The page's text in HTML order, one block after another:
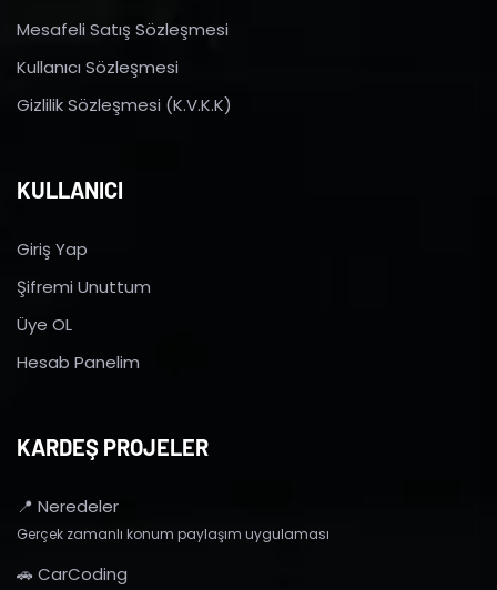
Mesafeli Satış Sözleşmesi
Kullanıcı Sözleşmesi
Gizlilik Sözleşmesi (K.V.K.K)
KULLANICI
Giriş Yap
Şifremi Unuttum
Üye OL
Hesab Panelim
KARDEŞ PROJELER
📍 Neredeler
Gerçek zamanlı konum paylaşım uygulaması
🚗 CarCoding